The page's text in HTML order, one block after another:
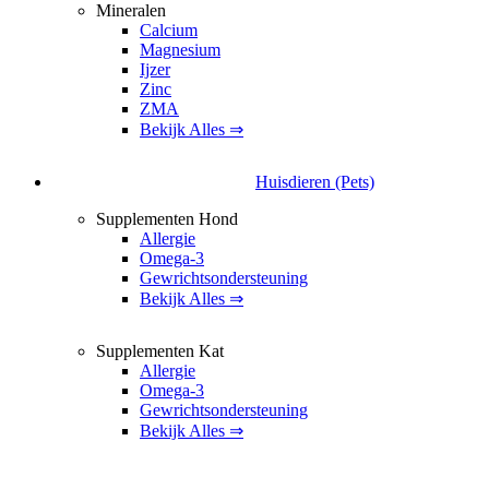
Mineralen
Calcium
Magnesium
Ijzer
Zinc
ZMA
Bekijk Alles ⇒
Huisdieren (Pets)
Supplementen Hond
Allergie
Omega-3
Gewrichtsondersteuning
Bekijk Alles ⇒
Supplementen Kat
Allergie
Omega-3
Gewrichtsondersteuning
Bekijk Alles ⇒